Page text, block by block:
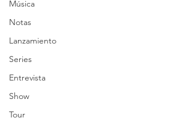
Música
Notas
Lanzamiento
Series
Entrevista
Show
Tour